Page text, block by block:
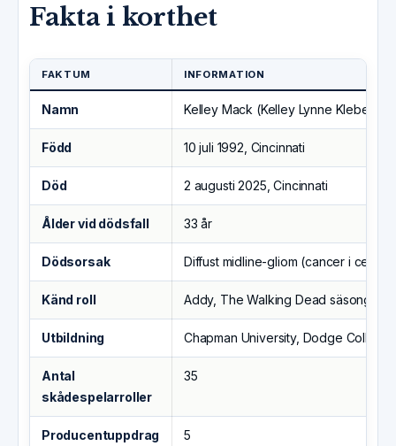
Fakta i korthet
FAKTUM INFORMATION
Namn Kelley Mack (Kelley Lynne
Född 10 juli 1992, Cincinnati
Död 2 augusti 2025, Cincinnati
Ålder vid dödsfall 33 år
Dödsorsak Diffust midline-gliom (cancer i
Känd roll Addy, The Walking Dead säsong 9
Utbildning Chapman University, Dodge College
Antal
skådespelarroller
35
Producentuppdrag 5